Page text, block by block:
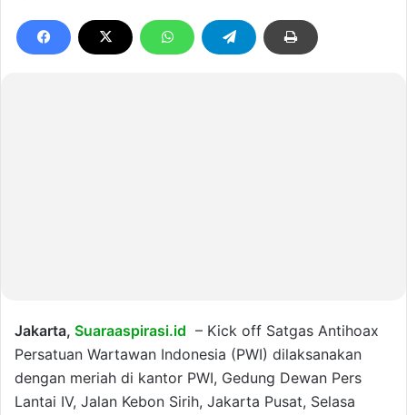
Jakarta, Suaraaspirasi.id – Kick off Satgas Antihoax
Persatuan Wartawan Indonesia (PWI) dilaksanakan
dengan meriah di kantor PWI, Gedung Dewan Pers
Lantai IV, Jalan Kebon Sirih, Jakarta Pusat, Selasa